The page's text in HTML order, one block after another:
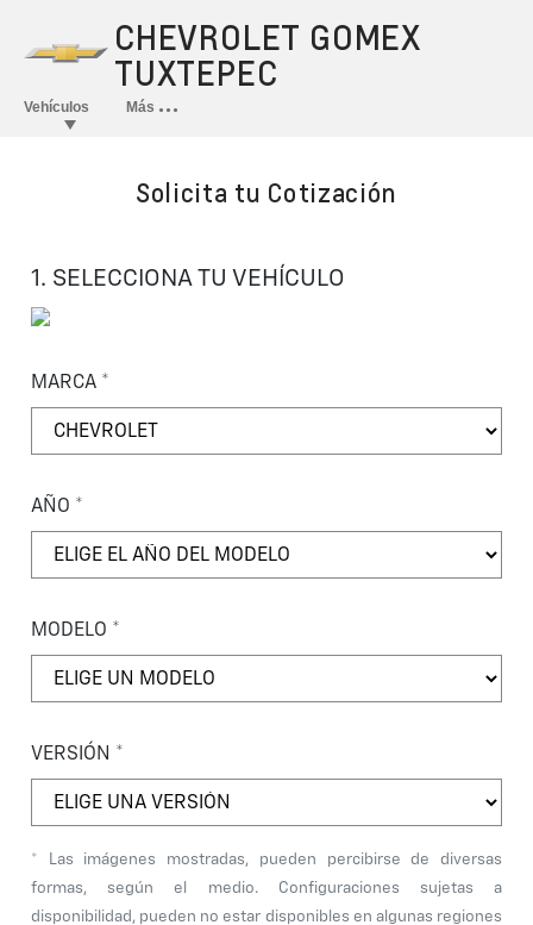
Solicita tu Cotización